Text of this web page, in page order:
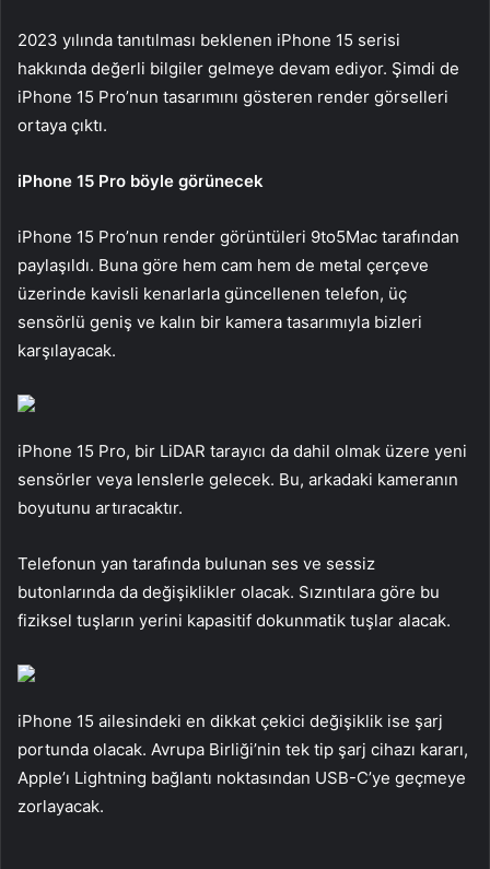
2023 yılında tanıtılması beklenen iPhone 15 serisi
hakkında değerli bilgiler gelmeye devam ediyor. Şimdi de
iPhone 15 Pro’nun tasarımını gösteren render görselleri
ortaya çıktı.
iPhone 15 Pro böyle görünecek
iPhone 15 Pro’nun render görüntüleri 9to5Mac tarafından
paylaşıldı. Buna göre hem cam hem de metal çerçeve
üzerinde kavisli kenarlarla güncellenen telefon, üç
sensörlü geniş ve kalın bir kamera tasarımıyla bizleri
karşılayacak.
iPhone 15 Pro, bir LiDAR tarayıcı da dahil olmak üzere yeni
sensörler veya lenslerle gelecek. Bu, arkadaki kameranın
boyutunu artıracaktır.
Telefonun yan tarafında bulunan ses ve sessiz
butonlarında da değişiklikler olacak. Sızıntılara göre bu
fiziksel tuşların yerini kapasitif dokunmatik tuşlar alacak.
iPhone 15 ailesindeki en dikkat çekici değişiklik ise şarj
portunda olacak. Avrupa Birliği’nin tek tip şarj cihazı kararı,
Apple’ı Lightning bağlantı noktasından USB-C’ye geçmeye
zorlayacak.